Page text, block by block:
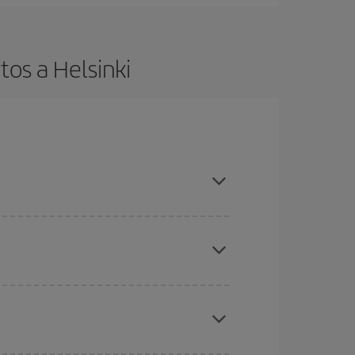
a Helsinki
el vuelo más barato.